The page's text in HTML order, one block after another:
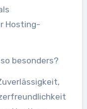
Hosting-
besonders?